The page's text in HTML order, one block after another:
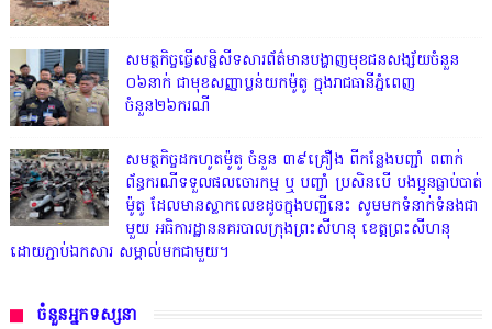
សមត្ថកិច្ចធ្វើសន្និសីទសារព័ត៌មានបង្ហាញមុខជនសង្ស័យចំនួន
០៦នាក់ ជាមុខសញ្ញាប្លន់យកម៉ូតូ ក្នុងរាជធានីភ្នំពេញ
ចំនួន២៦ករណី
សមត្ថកិច្ចដកហូតម៉ូតូ ចំនួន ៣៩គ្រឿង ពីកន្លែងបញ្ជាំ ពពាក់
ព័ន្ធករណីទទួលផលចោរកម្ម ឬ បញ្ចាំ ប្រសិនបើ បងប្អូនធ្លាប់បាត់
ម៉ូតូ ដែលមានស្លាកលេខដូចក្នុងបញ្ជីនេះ សូមមកទំនាក់ទំនងជា
មួយ អធិការដ្ឋាននគរបាលក្រុងព្រះសីហនុ ខេត្តព្រះសីហនុ
ដោយភ្ជាប់ឯកសារ សម្គាល់មកជាមួយ។
ចំនួនអ្នកទស្សនា